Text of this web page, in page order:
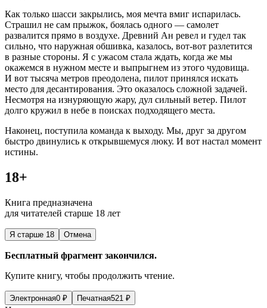
Как только шасси закрылись, моя мечта вмиг испарилась.
Страшил не сам прыжок, боялась одного — самолет
развалится прямо в воздухе. Древний Ан ревел и гудел так
сильно, что наружная обшивка, казалось, вот-вот разлетится
в разные стороны. Я с ужасом стала ждать, когда же мы
окажемся в нужном месте и выпрыгнем из этого чудовища.
И вот тысяча метров преодолена, пилот принялся искать
место для десантирования. Это оказалось сложной задачей.
Несмотря на изнуряющую жару, дул сильный ветер. Пилот
долго кружил в небе в поисках подходящего места.
Наконец, поступила команда к выходу. Мы, друг за другом
быстро двинулись к открывшемуся люку. И вот настал момент
истины.
18+
Книга предназначена
для читателей старше 18 лет
Я старше 18 Отмена
Бесплатный фрагмент закончился.
Купите книгу, чтобы продолжить чтение.
Электронная0 ₽ Печатная521 ₽